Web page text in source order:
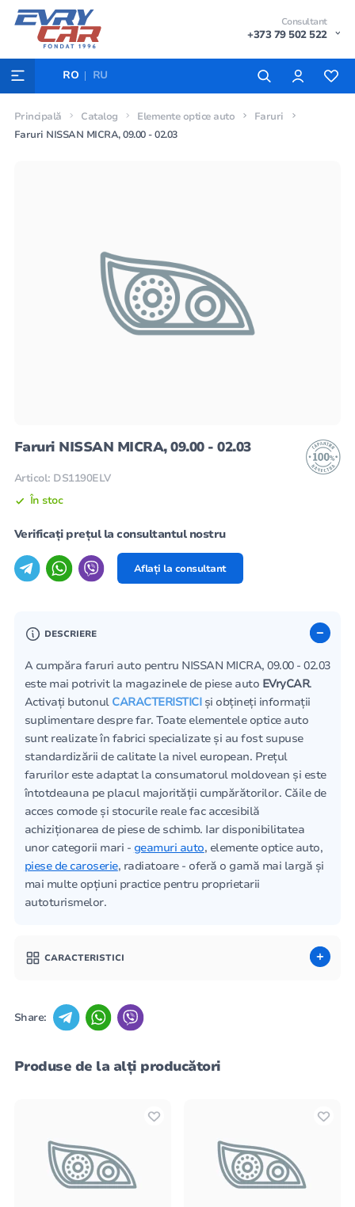
Consultant
+373 79 502 522
RO RU
Principală Catalog Elemente optice auto
Faruri
Faruri NISSAN MICRA, 09.00 - 02.03
Faruri NISSAN MICRA, 09.00 - 02.03
Articol: DS1190ELV
În stoc
Verificați prețul la consultantul nostru
Aflați la consultant
DESCRIERE
A cumpăra faruri auto pentru NISSAN MICRA, 09.00 - 02.03
este mai potrivit la magazinele de piese auto EVryCAR.
Activați butonul CARACTERISTICIși obțineți informații
suplimentare despre far. Toate elementele optice auto
sunt realizate în fabrici specializate și au fost supuse
standardizării de calitate la nivel european. Prețul
farurilor este adaptat la consumatorul moldovean și este
întotdeauna pe placul majorității cumpărătorilor. Căile de
acces comode și stocurile reale fac accesibilă
achiziționarea de piese de schimb. Iar disponibilitatea
unor categorii mari - geamuri auto, elemente optice auto,
piese de caroserie, radiatoare - oferă o gamă mai largă și
mai multe opțiuni practice pentru proprietarii
autoturismelor.
CARACTERISTICI
Share:
Produse de la alți producători